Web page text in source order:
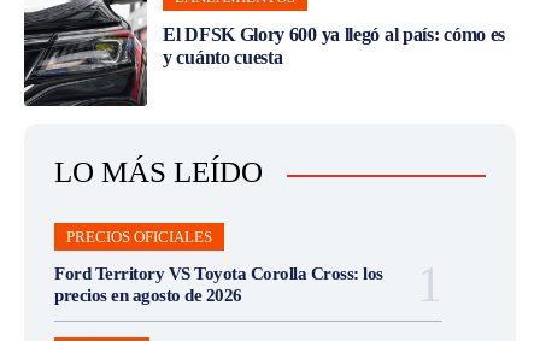
El DFSK Glory 600 ya llegó al país: cómo es
y cuánto cuesta
LO MÁS LEÍDO
PRECIOS OFICIALES
Ford Territory VS Toyota Corolla Cross: los
precios en agosto de 2026